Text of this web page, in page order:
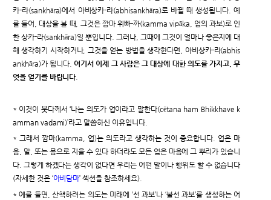
카-라(sankhāra)에서 아비상카-라(abhisankhāra)로 바뀔 때 생성됩니다. 예
를 들어, 대상을 볼 때, 그것은 깜마 위빠-까(kamma vipāka, 업의 과보)로 인
한 상카-라(sankhāra)일 뿐입니다. 그러나, 그때에 그것이 얼마나 좋은지에 대
해 생각하기 시작하거나, 그것을 얻는 방법을 생각한다면, 아비상카-라(abhis
ankhāra)가 됩니다. 여기서 이제 그 사람은 그 대상에 대한 의도를 가지고, 무
엇을 얻기를 바랍니다.
* 이것이 붓다께서 ‘나는 의도가 업이라고 말한다(cētana ham Bhikkhave k
amman vadami)’라고 말씀하신 이유입니다.
* 그래서 깜마(kamma, 업)는 의도라고 생각하는 것이 중요합니다. 업은 마
음, 말, 또는 몸으로 지을 수 있다 하더라도 모든 업은 마음에 그 뿌리가 있습니
다. 그렇게 하겠다는 생각이 없다면 우리는 어떤 말이나 행위도 할 수 없습니다
(자세한 것은 ‘아비담마’ 섹션을 참조하세요).
* 예를 들면, 산책하려는 의도는 미래에 ‘선 과보’나 ‘불선 과보’를 생성하는 어